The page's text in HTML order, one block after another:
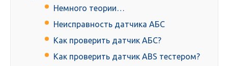
Немного теории…
Неисправность датчика АБС
Как проверить датчик АБС?
Как проверить датчик ABS тестером?